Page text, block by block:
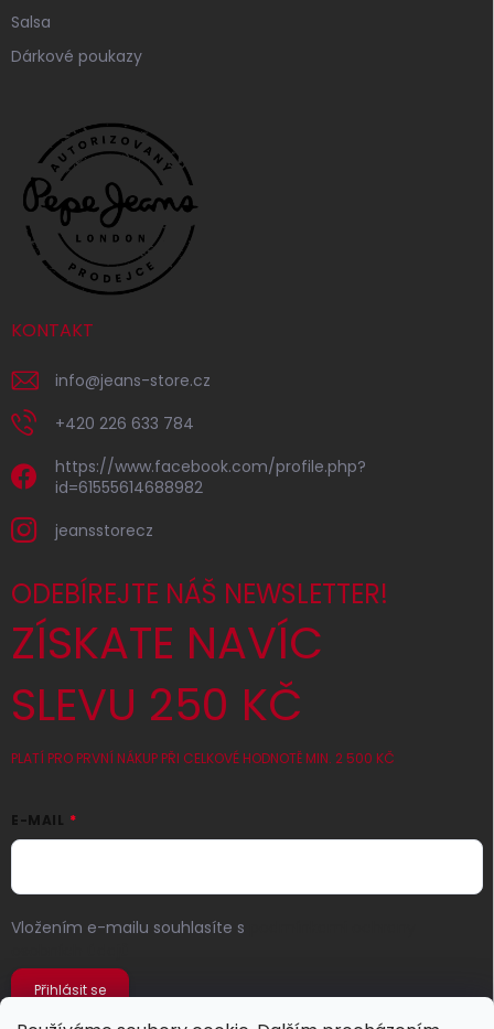
Salsa
Dárkové poukazy
KONTAKT
info@jeans-store.cz
+420 226 633 784
https://www.facebook.com/profile.php?
id=61555614688982
jeansstorecz
ODEBÍREJTE NÁŠ NEWSLETTER!
ZÍSKATE NAVÍC
SLEVU 250 KČ
PLATÍ PRO PRVNÍ NÁKUP PŘI CELKOVÉ HODNOTĚ MIN. 2 500 KČ
E-MAIL
Vložením e-mailu souhlasíte s
Přihlásit se